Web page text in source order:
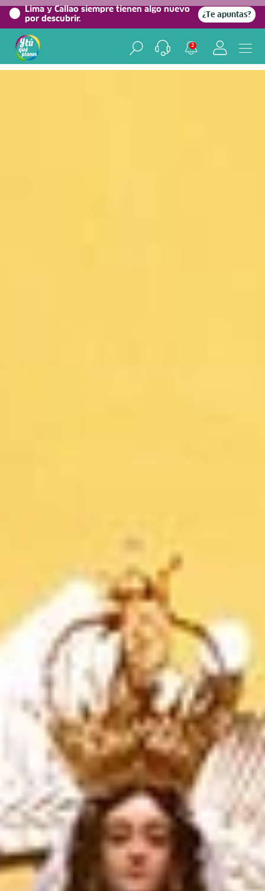
Lima y Callao siempre tienen algo nuevo
por descubrir.
¿Te apuntas?
2
Home/Blog viajero